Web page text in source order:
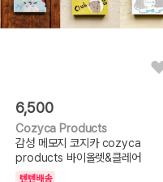
6,500
Cozyca Products
감성 메모지 코지카 cozyca
products 바이올렛&클레어
텐텐배송